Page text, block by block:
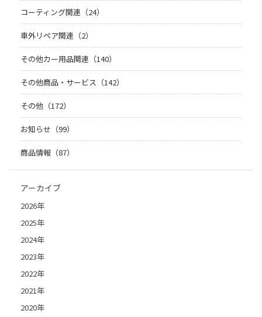
コーティング関連（24）
車外リペア関連（2）
その他カー用品関連（140）
その他商品・サービス（142）
その他（172）
お知らせ（99）
商品情報（87）
アーカイブ
2026年
2025年
2024年
2023年
2022年
2021年
2020年